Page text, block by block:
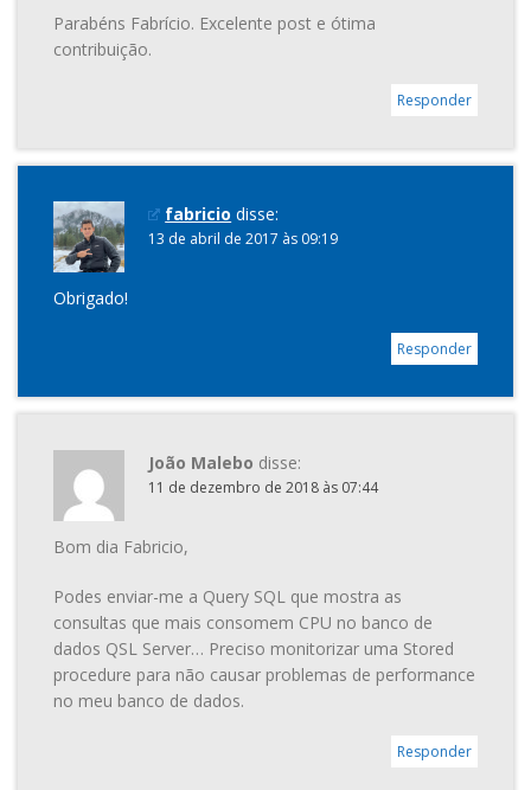
Parabéns Fabrício. Excelente post e ótima
contribuição.
Responder
fabricio disse:
13 de abril de 2017 às 09:19
Obrigado!
Responder
João Malebo disse:
11 de dezembro de 2018 às 07:44
Bom dia Fabricio,
Podes enviar-me a Query SQL que mostra as
consultas que mais consomem CPU no banco de
dados QSL Server… Preciso monitorizar uma Stored
procedure para não causar problemas de performance
no meu banco de dados.
Responder